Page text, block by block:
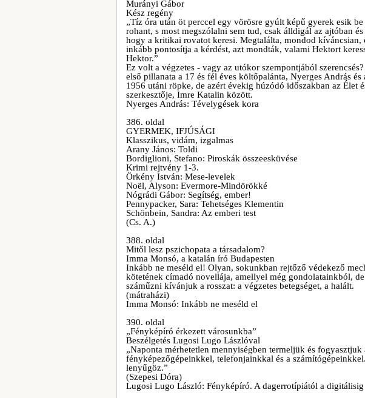
Murányi Gábor
Kész regény
„Tíz óra után öt perccel egy vörösre gyúlt képű gyerek esik
rohant, s most megszólalni sem tud, csak álldigál az ajtóban
hogy a kritikai rovatot keresi. Megtalálta, mondod kíváncsian,
inkább pontosítja a kérdést, azt mondták, valami Hektort
Hektor.”
Ez volt a végzetes - vagy az utókor szempontjából
első pillanata a 17 és fél éves költőpalánta, Nyerges András
1956 utáni röpke, de azért évekig húzódó időszakban az Élet
szerkesztője, Imre Katalin között.
Nyerges András: Tévelygések kora
386. oldal
GYERMEK, IFJÚSÁGI
Klasszikus, vidám, izgalmas
Arany János: Toldi
Bordiglioni, Stefano: Piroskák összeesküvése
Krimi rejtvény 1-3.
Örkény István: Mese-levelek
Noël, Alyson: Evermore-Mindörökké
Nógrádi Gábor: Segítség, ember!
Pennypacker, Sara: Tehetséges Klementin
Schönbein, Sandra: Az emberi test
(Cs. A.)
388. oldal
Mitől lesz pszichopata a társadalom?
Imma Monsó, a katalán író Budapesten
Inkább ne meséld el! Olyan, sokunkban rejtőző védekező
kötetének címadó novellája, amellyel még gondolatainkból,
száműzni kívánjuk a rosszat: a végzetes betegséget, a halált.
(mátraházi)
Imma Monsó: Inkább ne meséld el
390. oldal
„Fényképíró érkezett városunkba”
Beszélgetés Lugosi Lugo Lászlóval
„Naponta mérhetetlen mennyiségben termeljük és fogyasztjuk
fényképezőgépeinkkel, telefonjainkkal és a
lenyűgöz.”
(Szepesi Dóra)
Lugosi Lugo László: Fényképíró. A dagerrotípiától a digitálisig